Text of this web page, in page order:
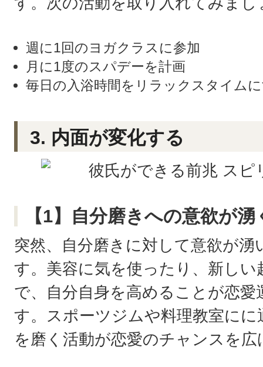
週に1回のヨガクラスに参加
月に1度のスパデーを計画
毎日の入浴時間をリラックスタイム
3. 内面が変化する
【1】自分磨きへの意欲が湧
突然、自分磨きに対して意欲が
す。美容に気を使ったり、新し
で、自分自身を高めることが恋
す。スポーツジムや料理教室に
を磨く活動が恋愛のチャンスを広